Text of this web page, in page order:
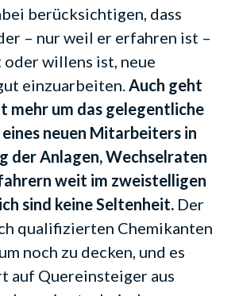
berücksichtigen, dass
– nur weil er erfahren ist –
willens ist, neue
einzuarbeiten. Auch geht
mehr um das gelegentliche
neuen Mitarbeiters in
der Anlagen, Wechselraten
weit im zweistelligen
sind keine Seltenheit. Der
qualifizierten Chemikanten
noch zu decken, und es
auf Quereinsteiger aus